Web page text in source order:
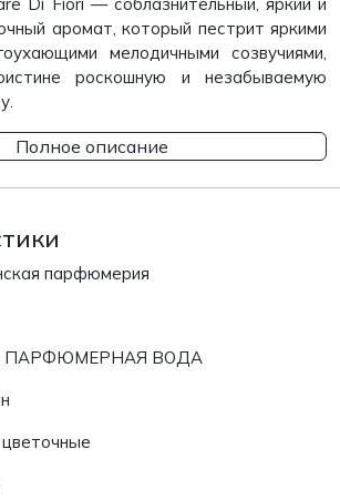
аромат, который пестрит яркими
мелодичными созвучиями,
роскошную и незабываемую
Полное описание
парфюмерия
ПАРФЮМЕРНАЯ ВОДА
цветочные